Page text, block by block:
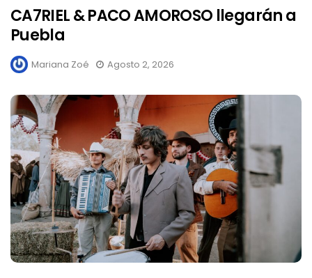
CA7RIEL & PACO AMOROSO llegarán a
Puebla
Mariana Zoé Agosto 2, 2026